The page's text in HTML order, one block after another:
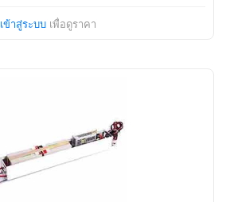
เข้าสู่ระบบเพื่อดูราคา